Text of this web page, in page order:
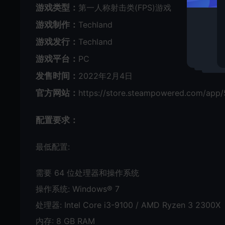
游戏类型： 第一人称射击类(FPS)游戏
游戏制作： Techland
游戏发行： Techland
游戏平台： PC
发售时间： 2022年2月4日
官方网站： https://store.steampowered.com/
配置要求：
最低配置:
需要 64 位处理器和操作系统
操作系统: Windows® 7
处理器: Intel Core i3-9100 / AMD Ryzen 3 2300X
内存: 8 GB RAM